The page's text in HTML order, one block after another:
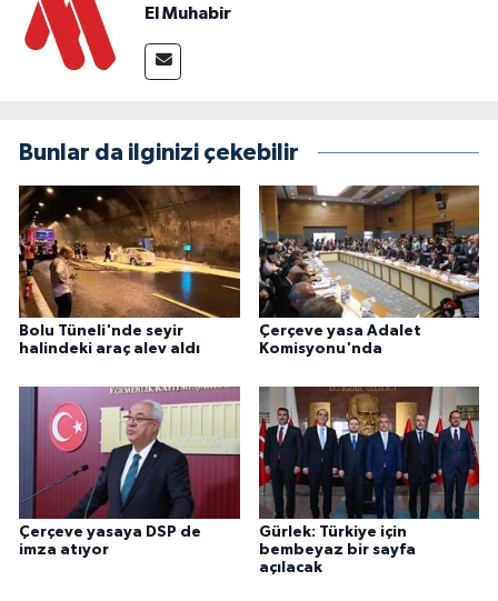
El Muhabir
Bunlar da ilginizi çekebilir
Bolu Tüneli'nde seyir
halindeki araç alev aldı
Çerçeve yasa Adalet
Komisyonu'nda
Çerçeve yasaya DSP de
imza atıyor
Gürlek: Türkiye için
bembeyaz bir sayfa
açılacak